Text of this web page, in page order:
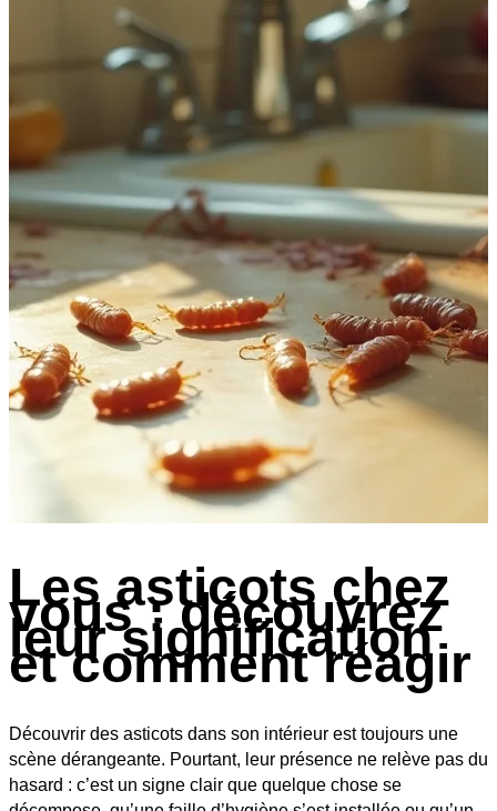
Les asticots chez
vous : découvrez
leur signification
et comment réagir
Découvrir des asticots dans son intérieur est toujours une
scène dérangeante. Pourtant, leur présence ne relève pas du
hasard : c’est un signe clair que quelque chose se